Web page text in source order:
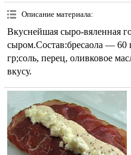
Описание материала:
Вкуснейшая сыро-вяленная
сыром.Состав:бресаола —
гр;соль, перец, оливковое
вкусу.